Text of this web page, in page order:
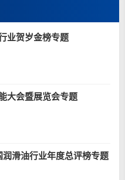
业贺岁金榜专题
大会暨展览会专题
滑油行业年度总评榜专题